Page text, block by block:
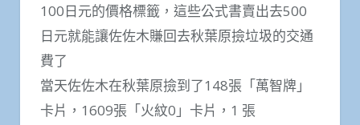
100日元的價格標籤，這些公式書賣出去500
日元就能讓佐佐木賺回去秋葉原撿垃圾的交通
費了
當天佐佐木在秋葉原撿到了148張「萬智牌」
卡片，1609張「火紋0」卡片，1 張